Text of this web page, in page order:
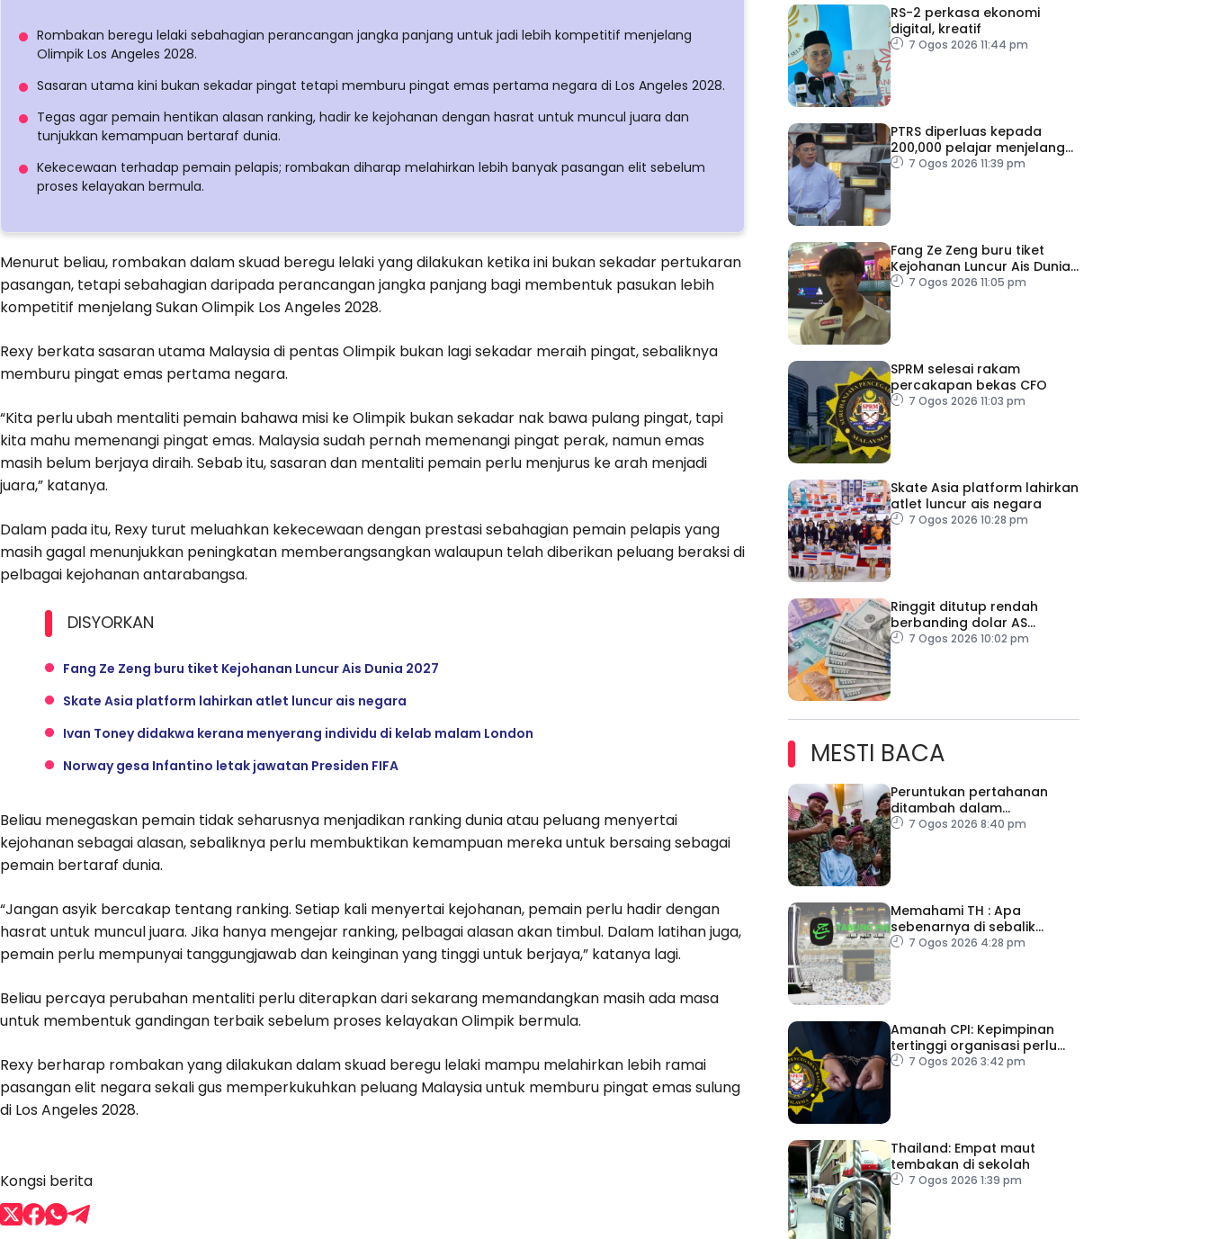
Rombakan beregu lelaki sebahagian perancangan jangka panjang untuk jadi lebih kompetitif menjelang
Olimpik Los Angeles 2028.
Sasaran utama kini bukan sekadar pingat tetapi memburu pingat emas pertama negara di Los Angeles 2028.
Tegas agar pemain hentikan alasan ranking, hadir ke kejohanan dengan hasrat untuk muncul juara dan
tunjukkan kemampuan bertaraf dunia.
Kekecewaan terhadap pemain pelapis; rombakan diharap melahirkan lebih banyak pasangan elit sebelum
proses kelayakan bermula.
Menurut beliau, rombakan dalam skuad beregu lelaki yang dilakukan ketika ini bukan sekadar pertukaran
pasangan, tetapi sebahagian daripada perancangan jangka panjang bagi membentuk pasukan lebih
kompetitif menjelang Sukan Olimpik Los Angeles 2028.
Rexy berkata sasaran utama Malaysia di pentas Olimpik bukan lagi sekadar meraih pingat, sebaliknya
memburu pingat emas pertama negara.
“Kita perlu ubah mentaliti pemain bahawa misi ke Olimpik bukan sekadar nak bawa pulang pingat, tapi
kita mahu memenangi pingat emas. Malaysia sudah pernah memenangi pingat perak, namun emas
masih belum berjaya diraih. Sebab itu, sasaran dan mentaliti pemain perlu menjurus ke arah menjadi
juara,” katanya.
Dalam pada itu, Rexy turut meluahkan kekecewaan dengan prestasi sebahagian pemain pelapis yang
masih gagal menunjukkan peningkatan memberangsangkan walaupun telah diberikan peluang beraksi di
pelbagai kejohanan antarabangsa.
DISYORKAN
Fang Ze Zeng buru tiket Kejohanan Luncur Ais Dunia 2027
Skate Asia platform lahirkan atlet luncur ais negara
Ivan Toney didakwa kerana menyerang individu di kelab malam London
Norway gesa Infantino letak jawatan Presiden FIFA
Beliau menegaskan pemain tidak seharusnya menjadikan ranking dunia atau peluang menyertai
kejohanan sebagai alasan, sebaliknya perlu membuktikan kemampuan mereka untuk bersaing sebagai
pemain bertaraf dunia.
“Jangan asyik bercakap tentang ranking. Setiap kali menyertai kejohanan, pemain perlu hadir dengan
hasrat untuk muncul juara. Jika hanya mengejar ranking, pelbagai alasan akan timbul. Dalam latihan juga,
pemain perlu mempunyai tanggungjawab dan keinginan yang tinggi untuk berjaya,” katanya lagi.
Beliau percaya perubahan mentaliti perlu diterapkan dari sekarang memandangkan masih ada masa
untuk membentuk gandingan terbaik sebelum proses kelayakan Olimpik bermula.
Rexy berharap rombakan yang dilakukan dalam skuad beregu lelaki mampu melahirkan lebih ramai
pasangan elit negara sekali gus memperkukuhkan peluang Malaysia untuk memburu pingat emas sulung
di Los Angeles 2028.
Kongsi berita
RS-2 perkasa ekonomi
digital, kreatif
7 Ogos 2026 11:44 pm
PTRS diperluas kepada
200,000 pelajar menjelang
20307 Ogos 2026 11:39 pm
Fang Ze Zeng buru tiket
Kejohanan Luncur Ais Dunia
20277 Ogos 2026 11:05 pm
SPRM selesai rakam
percakapan bekas CFO
7 Ogos 2026 11:03 pm
Skate Asia platform lahirkan
atlet luncur ais negara
7 Ogos 2026 10:28 pm
Ringgit ditutup rendah
berbanding dolar AS
menjelang pengumuman
7 Ogos 2026 10:02 pm
MESTI BACA
Peruntukan pertahanan
ditambah dalam
Belanjawan 2027
7 Ogos 2026 8:40 pm
Memahami TH : Apa
sebenarnya di sebalik
angka
7 Ogos 2026 4:28 pm
Amanah CPI: Kepimpinan
tertinggi organisasi perlu
pacu reformasi radikal
7 Ogos 2026 3:42 pm
Thailand: Empat maut
tembakan di sekolah
7 Ogos 2026 1:39 pm